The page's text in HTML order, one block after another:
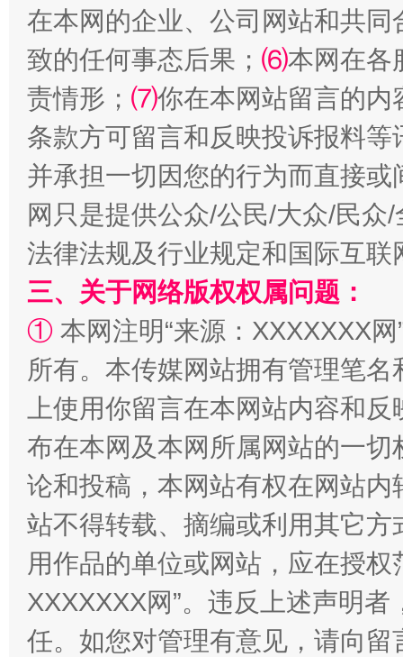
“蜀中异人”王建安的艺术幻境
在本网的企业、公司网站和共
致的任何事态后果； ⑹本网在各
责情形； ⑺你在本网站留言的内
条款方可留言和反映投诉报料
并承担一切因您的行为而直接
网只是提供公众/公民/大众/民
法律法规及行业规定和国际互
三、关于网络版权权属问题：
① 本网注明“来源：XXXXXXX
所有。本传媒网站拥有管理笔
上使用你留言在本网站内容和
布在本网及本网所属网站的一
论和投稿，本网站有权在网站
站不得转载、摘编或利用其它
用作品的单位或网站，应在授
XXXXXXX网”。违反上述声明
任。如您对管理有意见，请向